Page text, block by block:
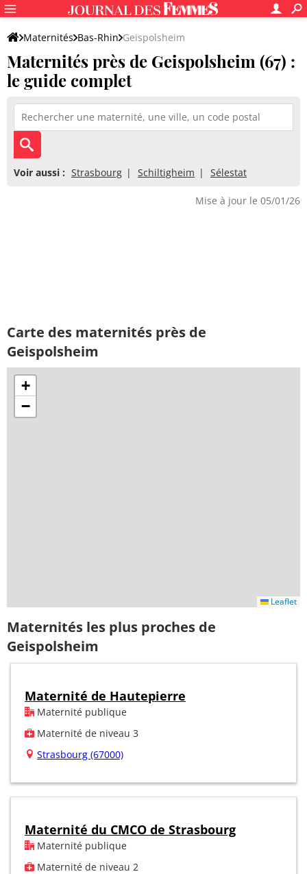
Maternités Bas-Rhin Geispolsheim
Maternités près de Geispolsheim (67) :
le guide complet
Voir aussi : Strasbourg Schiltigheim Sélestat
Mise à jour le 05/01/26
Carte des maternités près de
Geispolsheim
+
−
Leaflet
Maternités les plus proches de
Geispolsheim
Maternité de Hautepierre
Maternité publique
Maternité de niveau 3
Strasbourg (67000)
Maternité du CMCO de Strasbourg
Maternité publique
Maternité de niveau 2